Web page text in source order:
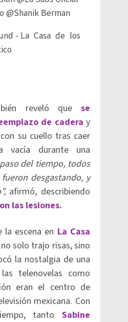
@Shanik Berman
- La Casa de los
reveló que se
de cadera y
su cuello tras caer
vacía durante una
del tiempo, todos
desgastando, y
afirmó, describiendo
las lesiones.
la escena en La Casa
no solo trajo risas, sino
la nostalgia de una
telenovelas como
eran el centro de
mexicana. Con
tanto Sabine